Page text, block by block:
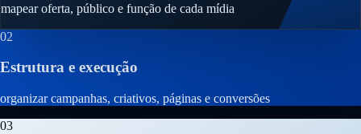
mapear oferta, público e função de cada mídia
02
Estrutura e execução
organizar campanhas, criativos, páginas e conversões
03